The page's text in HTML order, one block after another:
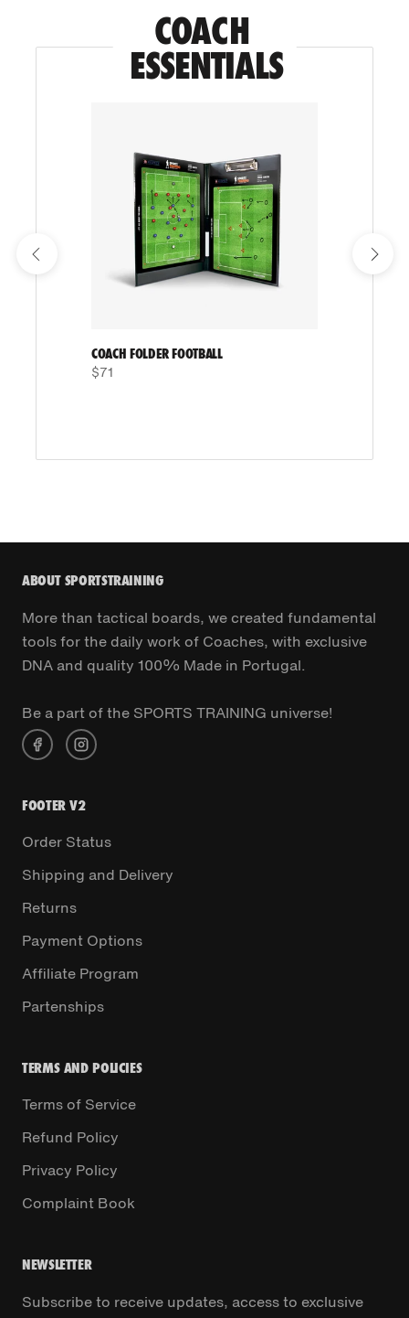
COACH
ESSENTIALS
COACH FOLDER FOOTBALL
$71
ABOUT SPORTSTRAINING
More than tactical boards, we created fundamental
tools for the daily work of Coaches, with exclusive
DNA and quality 100% Made in Portugal.
Be a part of the SPORTS TRAINING universe!
FOOTER V2
Order Status
Shipping and Delivery
Returns
Payment Options
Affiliate Program
Partenships
TERMS AND POLICIES
Terms of Service
Refund Policy
Privacy Policy
Complaint Book
NEWSLETTER
Subscribe to receive updates, access to exclusive